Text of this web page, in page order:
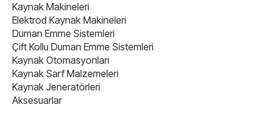
Kaynak Makineleri
Elektrod Kaynak Makineleri
Duman Emme Sistemleri
Çift Kollu Duman Emme Sistemleri
Kaynak Otomasyonları
Kaynak Sarf Malzemeleri
Kaynak Jeneratörleri
Aksesuarlar